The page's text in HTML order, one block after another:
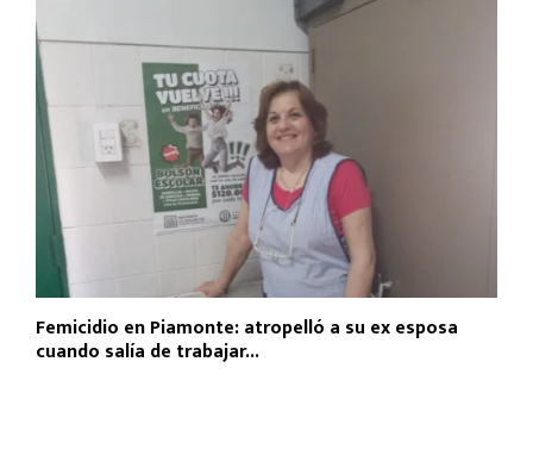
Femicidio en Piamonte: atropelló a su ex esposa
cuando salía de trabajar...